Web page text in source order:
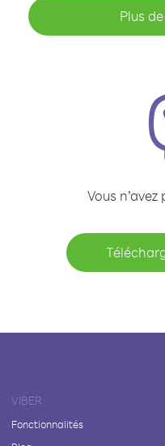
Plus
Vous
VIBER
Fonctionnalités